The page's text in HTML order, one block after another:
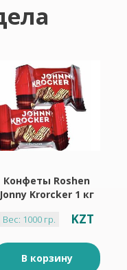
Конфеты Roshen
Jonny Krorcker 1 кг
Вес: 1000 гр. KZT
В корзину